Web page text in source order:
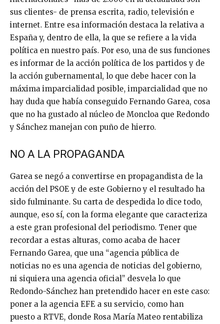
sus clientes- de prensa escrita, radio, televisión e
internet. Entre esa información destaca la relativa a
España y, dentro de ella, la que se refiere a la vida
política en nuestro país. Por eso, una de sus funciones
es informar de la acción política de los partidos y de
la acción gubernamental, lo que debe hacer con la
máxima imparcialidad posible, imparcialidad que no
hay duda que había conseguido Fernando Garea, cosa
que no ha gustado al núcleo de Moncloa que Redondo
y Sánchez manejan con puño de hierro.
NO A LA PROPAGANDA
Garea se negó a convertirse en propagandista de la
acción del PSOE y de este Gobierno y el resultado ha
sido fulminante. Su carta de despedida lo dice todo,
aunque, eso sí, con la forma elegante que caracteriza
a este gran profesional del periodismo. Tener que
recordar a estas alturas, como acaba de hacer
Fernando Garea, que una “agencia pública de
noticias no es una agencia de noticias del gobierno,
ni siquiera una agencia oficial” desvela lo que
Redondo-Sánchez han pretendido hacer en este caso:
poner a la agencia EFE a su servicio, como han
puesto a RTVE, donde Rosa María Mateo rentabiliza